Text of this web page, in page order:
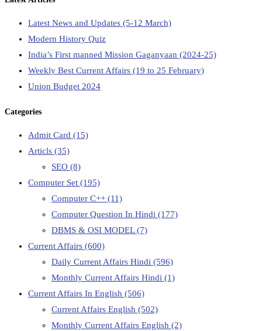
Latest News and Updates (5-12 March)
Modern History Quiz
India’s First manned Mission Gaganyaan (2024-25)
Weekly Best Current Affairs (19 to 25 February)
Union Budget 2024
Categories
Admit Card (15)
Articls (35)
SEO (8)
Computer Set (195)
Computer C++ (11)
Computer Question In Hindi (177)
DBMS & OSI MODEL(7)
Current Affairs (600)
Daily Current Affairs Hindi (596)
Monthly Current Affairs Hindi (1)
Current Affairs In English (506)
Current Affairs English (502)
Monthly Current Affairs English (2)